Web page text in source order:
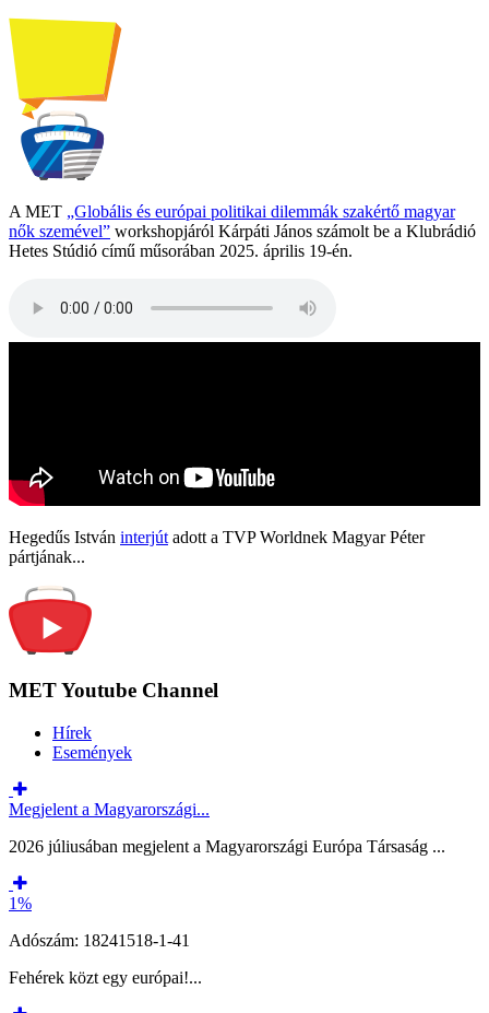
A MET „Globális és európai politikai dilemmák szakértő magyar
nők szemével” workshopjáról Kárpáti János számolt be a Klubrádió
Hetes Stúdió című műsorában 2025. április 19-én.
Hegedűs István interjút adott a TVP Worldnek Magyar Péter
pártjának...
MET Youtube Channel
Hírek
Események
Megjelent a Magyarországi...
2026 júliusában megjelent a Magyarországi Európa Társaság ...
1%
Adószám: 18241518-1-41
Fehérek közt egy európai!...